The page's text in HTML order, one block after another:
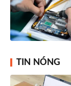
TIN NÓNG